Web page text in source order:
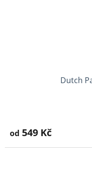
Dutch
produktu
3,8
od 549 Kč